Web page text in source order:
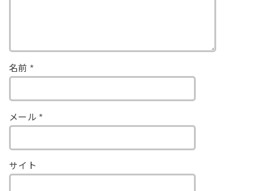
名前 *
メール*
サイト